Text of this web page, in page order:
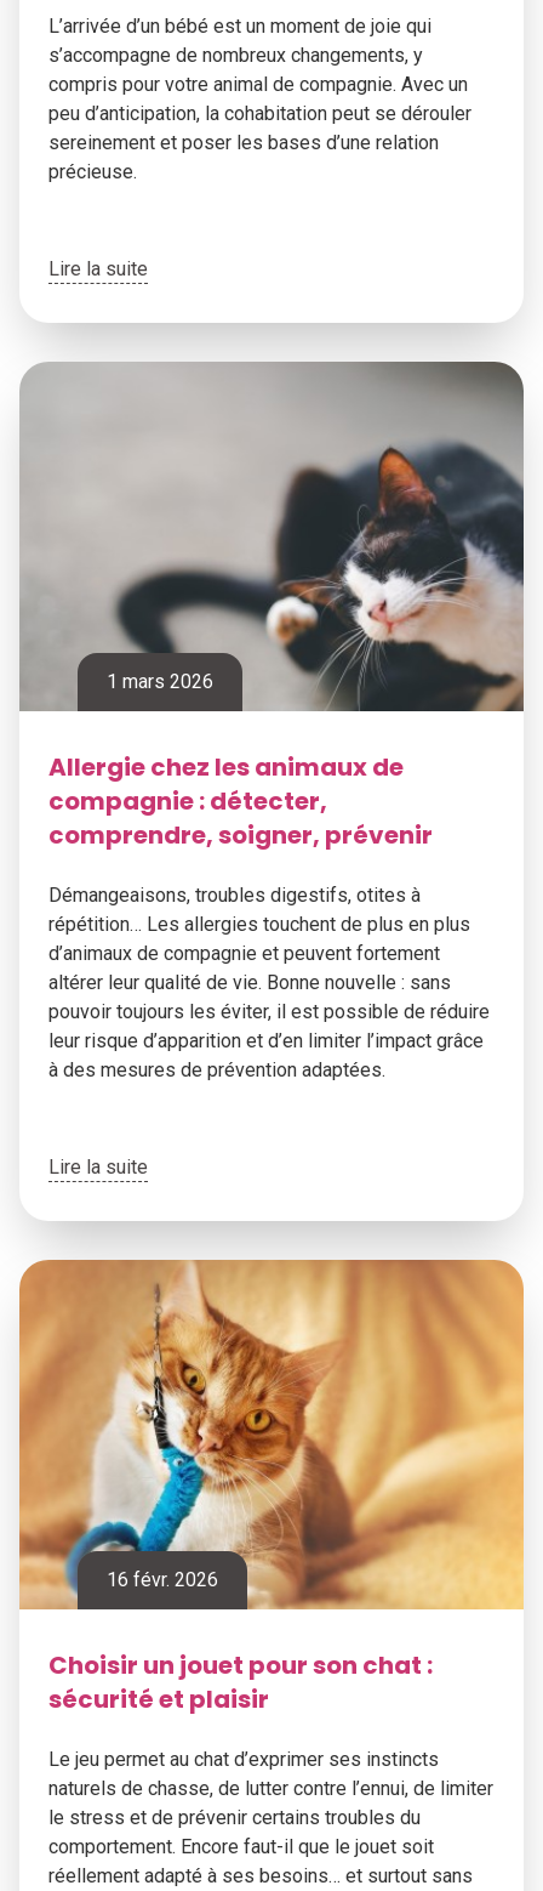
L’arrivée d’un bébé est un moment de joie qui
s’accompagne de nombreux changements, y
compris pour votre animal de compagnie. Avec un
peu d’anticipation, la cohabitation peut se dérouler
sereinement et poser les bases d’une relation
précieuse.
Lire la suite
1 mars 2026
Allergie chez les animaux de
compagnie : détecter,
comprendre, soigner, prévenir
Démangeaisons, troubles digestifs, otites à
répétition… Les allergies touchent de plus en plus
d’animaux de compagnie et peuvent fortement
altérer leur qualité de vie. Bonne nouvelle : sans
pouvoir toujours les éviter, il est possible de réduire
leur risque d’apparition et d’en limiter l’impact grâce
à des mesures de prévention adaptées.
Lire la suite
16 févr. 2026
Choisir un jouet pour son chat :
sécurité et plaisir
Le jeu permet au chat d’exprimer ses instincts
naturels de chasse, de lutter contre l’ennui, de limiter
le stress et de prévenir certains troubles du
comportement. Encore faut-il que le jouet soit
réellement adapté à ses besoins… et surtout sans